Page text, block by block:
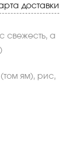
доставки
свежесть, а
ям), рис,